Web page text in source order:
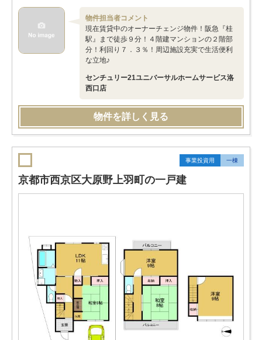
物件担当者コメント
現在賃貸中のオーナーチェンジ物件！阪急『桂
駅』まで徒歩９分！４階建マンションの２階部
分！利回り７．３％！周辺施設充実で生活便利
な立地♪
センチュリー21ユニバーサルホームサービス洛
西口店
物件を詳しく見る
事業投資用 一棟
京都市西京区大原野上羽町の一戸建